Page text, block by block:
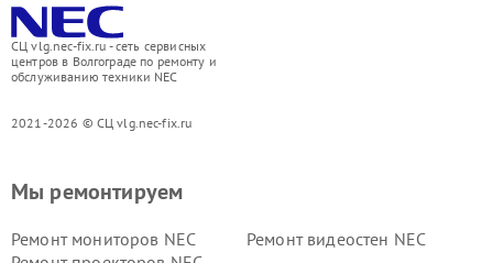
СЦ vlg.nec-fix.ru - сеть сервисных
центров в Волгограде по ремонту и
обслуживанию техники NEC
2021-2026 © СЦ vlg.nec-fix.ru
Мы ремонтируем
Ремонт мониторов NEC
Ремонт видеостен NEC